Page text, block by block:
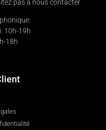
pas à nous contacter
10h-19h
18h